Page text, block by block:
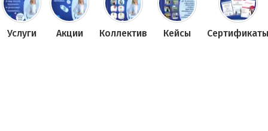
Услуги Акции Коллектив Кейсы Сертификаты